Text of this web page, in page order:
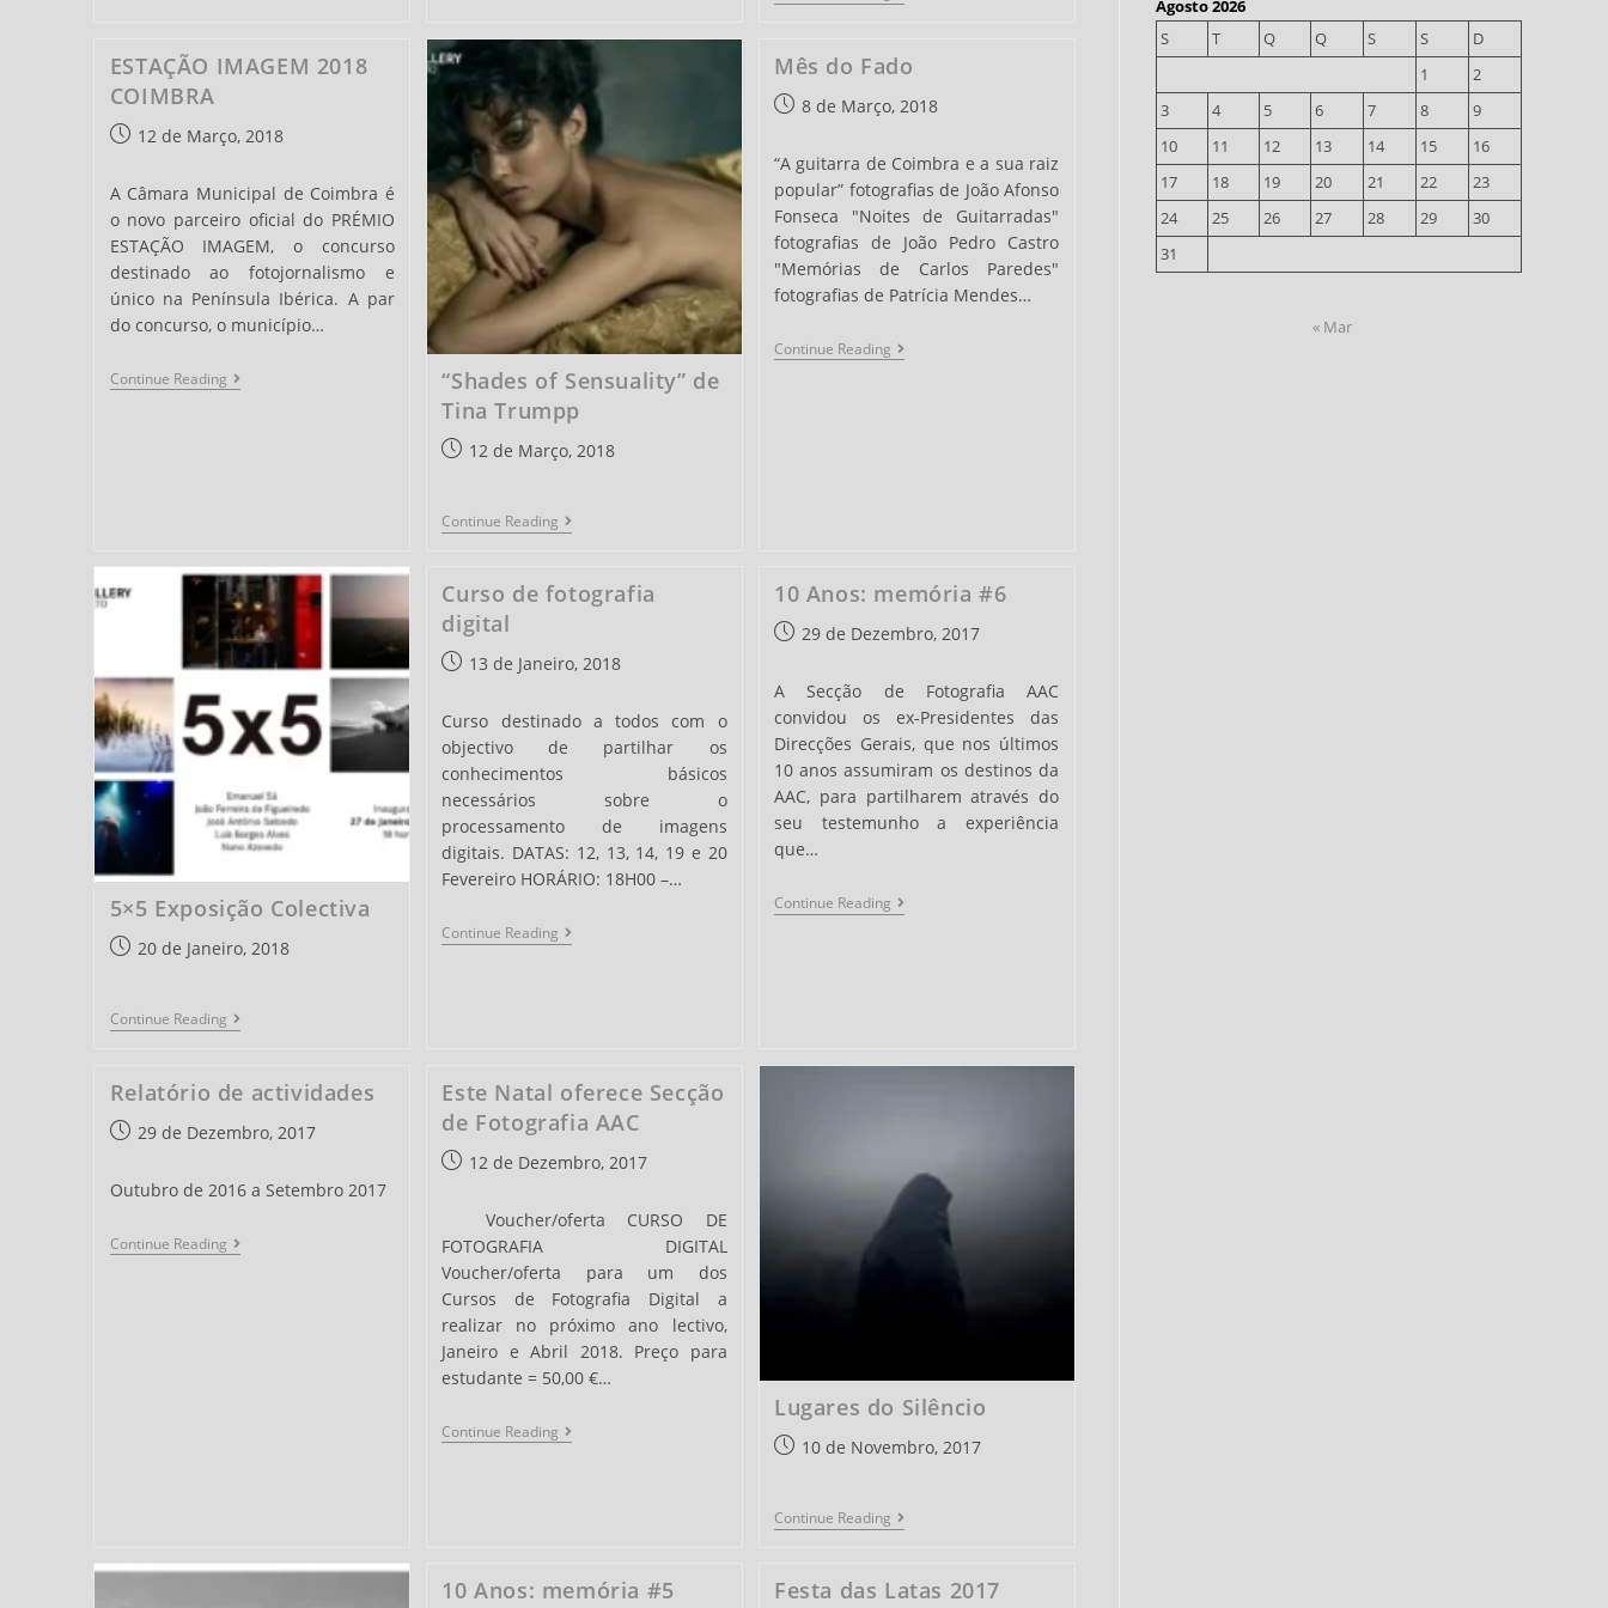
De
ESTAÇÃO IMAGEM 2018
COIMBRA
Post12 de Março, 2018
A Câmara Municipal de Coimbra é
o novo parceiro oficial do PRÉMIO
ESTAÇÃO IMAGEM, o concurso
destinado ao fotojornalismo e
único na Península Ibérica. A par
do concurso, o município…
Continue ReadingESTAÇÃO
IMAGEM
“Shades of Sensuality” de
Tina Trumpp
Post12 de Março, 2018
Continue Reading “Shades
Of
Tina
Mês do Fado
Post8 de Março, 2018
“A guitarra de Coimbra e a sua raiz
popular” fotografias de João Afonso
Fonseca "Noites de Guitarradas"
fotografias de João Pedro Castro
"Memórias de Carlos Paredes"
fotografias de Patrícia Mendes…
Continue Reading Mês
Do
5×5 Exposição Colectiva
Post20 de Janeiro, 2018
Continue Reading5×5
Exposição
Curso de fotografia
digital
Post13 de Janeiro, 2018
Curso destinado a todos com o
objectivo de partilhar os
conhecimentos básicos
necessários sobre o
processamento de imagens
digitais. DATAS: 12, 13, 14, 19 e 20
Fevereiro HORÁRIO: 18H00 –…
Continue Reading Curso
De
10 Anos: memória #6
Post29 de Dezembro, 2017
A Secção de Fotografia AAC
convidou os ex-Presidentes das
Direcções Gerais, que nos últimos
10 anos assumiram os destinos da
AAC, para partilharem através do
seu testemunho a experiência
que…
Continue Reading 10
Anos:
Relatório de actividades
Post29 de Dezembro, 2017
Outubro de 2016 a Setembro 2017
Continue ReadingRelatório
De
Este Natal oferece Secção
de Fotografia AAC
Post12 de Dezembro, 2017
Voucher/oferta CURSO DE
FOTOGRAFIA DIGITAL
Voucher/oferta para um dos
Cursos de Fotografia Digital a
realizar no próximo ano lectivo,
Janeiro e Abril 2018. Preço para
estudante = 50,00 €…
Continue Reading Este
Natal
Lugares do Silêncio
Post10 de Novembro, 2017
Continue Reading Lugares
Do
10 Anos: memória #5 Festa das Latas 2017
Agosto 2026
S
T Q Q S S
D
1
2
3
4 5 6 7 8
9
10
11 12 13 14 15
16
17
18 19 20 21 22
23
24
25 26 27 28 29
30
31
« Mar